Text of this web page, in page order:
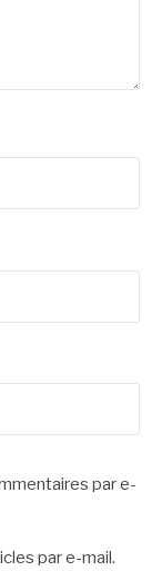
par e-
par e-mail.